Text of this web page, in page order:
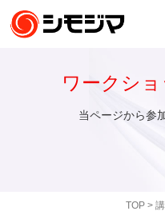
TOP>
ワークシ
当ページから参